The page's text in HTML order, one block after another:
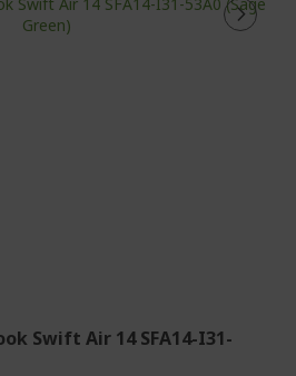
Swift Air 14 SFA14-I31-